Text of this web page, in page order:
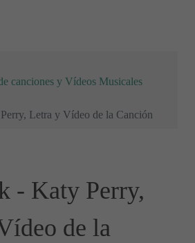
canciones y Vídeos Musicales
Letra y Vídeo de la Canción
- Katy Perry,
de la